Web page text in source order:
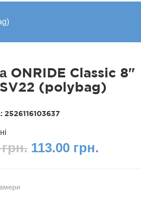
ONRIDE Classic 8"
(polybag)
2526116103637
113.00 грн.